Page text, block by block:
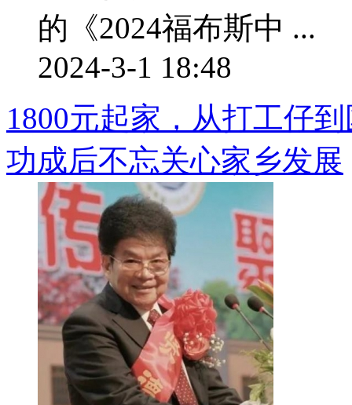
的《2024福布斯中 ...
2024-3-1 18:48
1800元起家，从打工仔
功成后不忘关心家乡发展